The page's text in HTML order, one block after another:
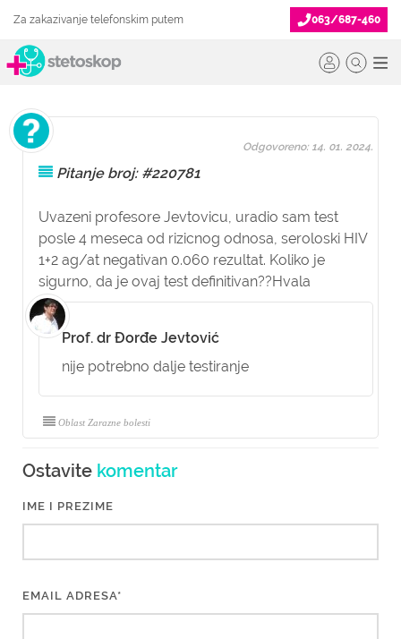
Za zakazivanje telefonskim putem 063/687-460
Pitanje broj: #220781
Uvazeni profesore Jevtovicu, uradio sam test
posle 4 meseca od rizicnog odnosa, seroloski HIV
1+2 ag/at negativan 0.060 rezultat. Koliko je
sigurno, da je ovaj test definitivan??Hvala
Odgovoreno: 14. 01. 2024.
Prof. dr Đorđe Jevtović
nije potrebno dalje testiranje
Oblast Zarazne bolesti
Ostavite komentar
IME I PREZIME
EMAIL ADRESA*